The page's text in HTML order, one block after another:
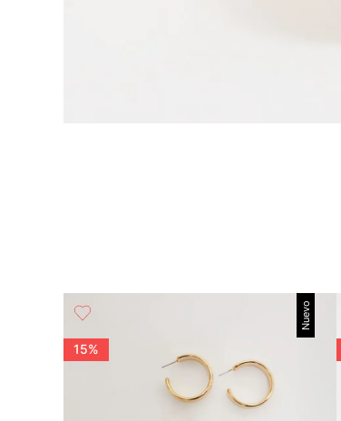
Nuevo
15%